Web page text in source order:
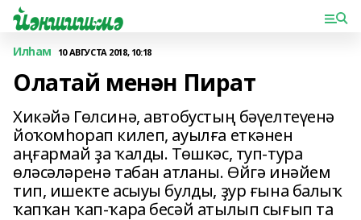
Илһам 10 АВГУСТА 2018, 10:18
Олатай менән Пират
Хикәйә Гөлсинә, автобустың бәүелтеүенә
йоҡомһорап килеп, ауыл­ға еткәнен
аңғармай ҙа ҡалды. Төшкәс, туп-тура
өләсәләренә табан атланы. Өйгә инәйем
тип, ишекте асыуы булды, ҙур ғына балыҡ
ҡапҡан ҡап-ҡара бесәй атылып сығып та